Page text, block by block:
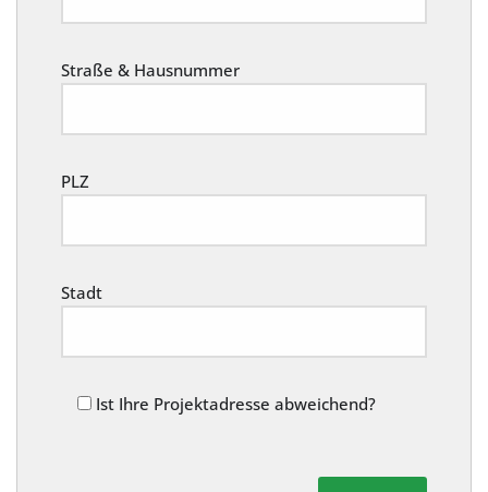
Straße & Hausnummer
PLZ
Stadt
Ist Ihre Projektadresse abweichend?